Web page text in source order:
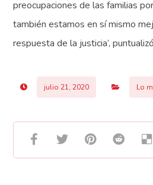
preocupaciones de las familias
también estamos en sí mismo
respuesta de la justicia’,
julio 21, 2020 Lo